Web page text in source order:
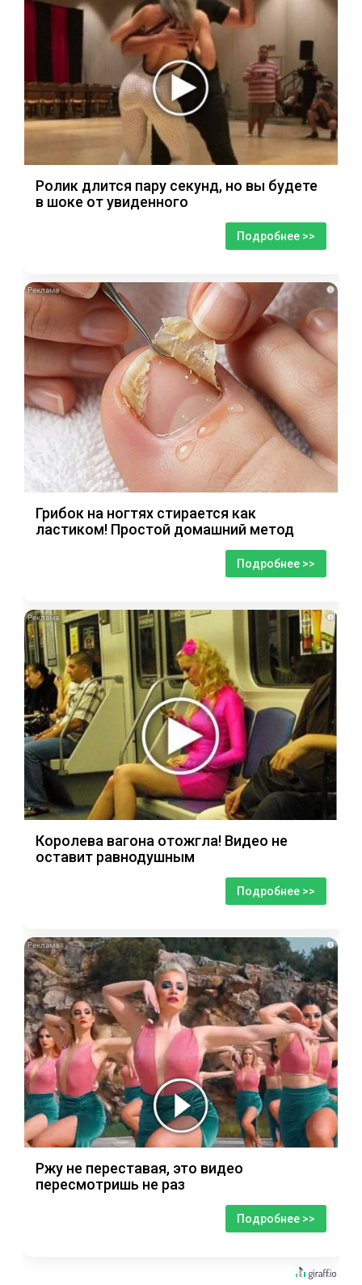
Ролик длится пару секунд, но вы будете
в шоке от увиденного
Подробнее >>
i
Грибок на ногтях стирается как
ластиком! Простой домашний метод
Подробнее >>
i
Королева вагона отожгла! Видео не
оставит равнодушным
Подробнее >>
i
Ржу не переставая, это видео
пересмотришь не раз
Подробнее >>